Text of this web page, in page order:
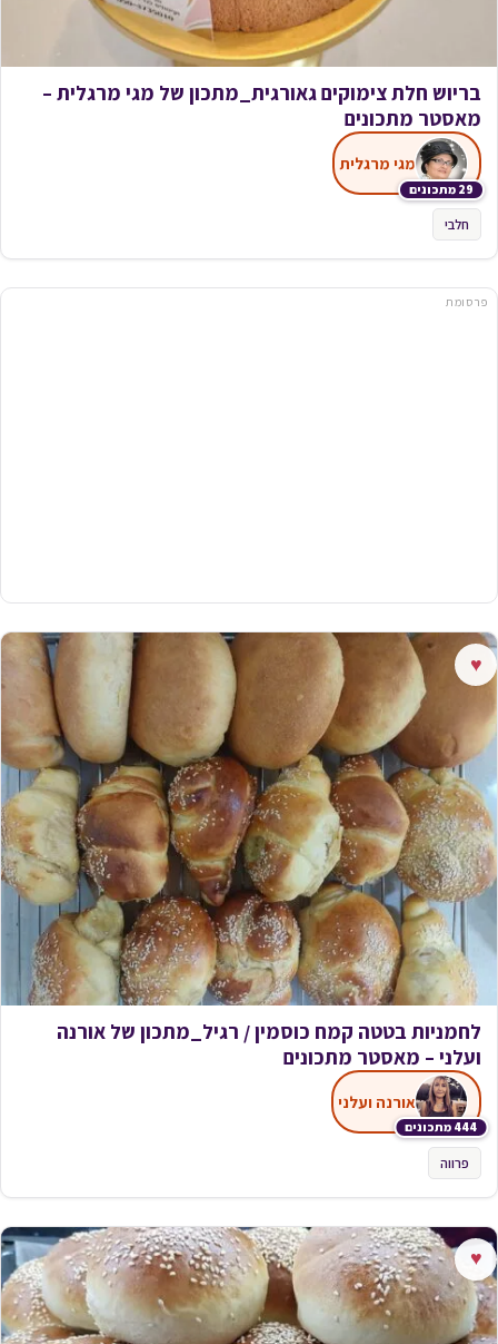
בריוש חלת צימוקים גאורגית_מתכון של מגי מרגלית –
מאסטר מתכונים
29 מתכונים
מגי מרגלית
חלבי
פרסומת
♥
לחמניות בטטה קמח כוסמין / רגיל_מתכון של אורנה
ועלני – מאסטר מתכונים
444 מתכונים
אורנה ועלני
פרווה
♥